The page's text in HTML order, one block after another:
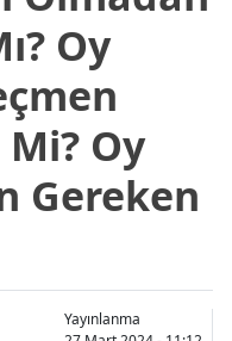
Oy
Mi? Oy
Gereken
Yayınlanma